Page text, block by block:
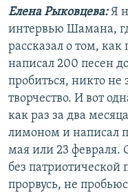
Елена Рыковцева:Я
интервью Шамана,
рассказал о том,
написал 200 песен
пробиться, никто не
творчество. И вот
как раз за два
лимоном и написал
мая или 23 февраля.
без патриотической
прорвусь, не